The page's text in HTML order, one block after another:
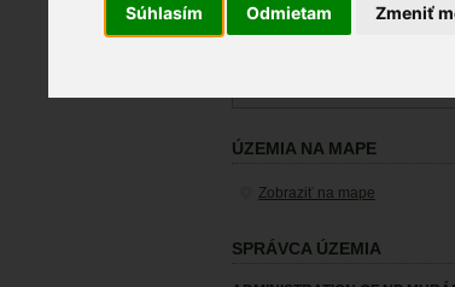
Súhlasím Odmietam Zmeniť
SKUEV0285
ÚZEMIA NA MAPE
Zobraziť na mape
SPRÁVCA ÚZEMIA